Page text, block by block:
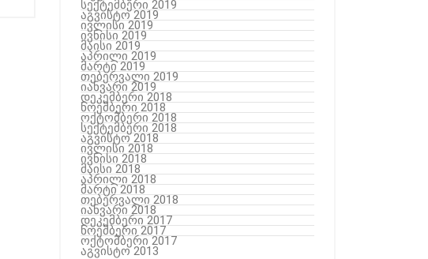
სექტემბერი 2019
აგვისტო 2019
ივლისი 2019
ივნისი 2019
მაისი 2019
აპრილი 2019
მარტი 2019
თებერვალი 2019
იანვარი 2019
დეკემბერი 2018
ნოემბერი 2018
ოქტომბერი 2018
სექტემბერი 2018
აგვისტო 2018
ივლისი 2018
ივნისი 2018
მაისი 2018
აპრილი 2018
მარტი 2018
თებერვალი 2018
იანვარი 2018
დეკემბერი 2017
ნოემბერი 2017
ოქტომბერი 2017
აგვისტო 2013